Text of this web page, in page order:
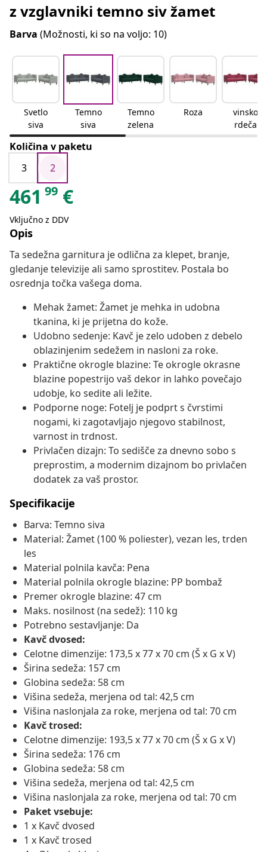
z vzglavniki temno siv žamet
Barva (Možnosti, ki so na voljo: 10)
Svetlo
siva
Temno
siva
Temno
zelena
Roza
vinsko
rdeča
Količina v paketu
3
2
461 99 €
Vključno z DDV
Opis
Ta sedežna garnitura je odlična za klepet, branje,
gledanje televizije ali samo sprostitev. Postala bo
osrednja točka vašega doma.
Mehak žamet: Žamet je mehka in udobna
tkanina, ki je prijetna do kože.
Udobno sedenje: Kavč je zelo udoben z debelo
oblazinjenim sedežem in nasloni za roke.
Praktične okrogle blazine: Te okrogle okrasne
blazine popestrijo vaš dekor in lahko povečajo
udobje, ko sedite ali ležite.
Podporne noge: Fotelj je podprt s čvrstimi
nogami, ki zagotavljajo njegovo stabilnost,
varnost in trdnost.
Privlačen dizajn: To sedišče za dnevno sobo s
preprostim, a modernim dizajnom bo privlačen
dodatek za vaš prostor.
Specifikacije
Barva: Temno siva
Material: Žamet (100 % poliester), vezan les, trden
les
Material polnila kavča: Pena
Material polnila okrogle blazine: PP bombaž
Premer okrogle blazine: 47 cm
Maks. nosilnost (na sedež): 110 kg
Potrebno sestavljanje: Da
Kavč dvosed:
Celotne dimenzije: 173,5 x 77 x 70 cm (Š x G x V)
Širina sedeža: 157 cm
Globina sedeža: 58 cm
Višina sedeža, merjena od tal: 42,5 cm
Višina naslonjala za roke, merjena od tal: 70 cm
Kavč trosed:
Celotne dimenzije: 193,5 x 77 x 70 cm (Š x G x V)
Širina sedeža: 176 cm
Globina sedeža: 58 cm
Višina sedeža, merjena od tal: 42,5 cm
Višina naslonjala za roke, merjena od tal: 70 cm
Paket vsebuje:
1 x Kavč dvosed
1 x Kavč trosed